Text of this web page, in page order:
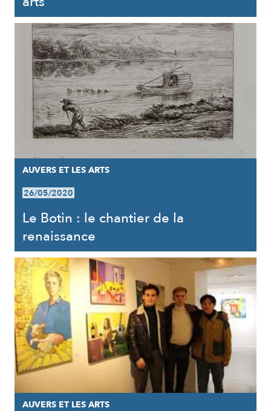
AUVERS ET LES ARTS
26/05/2020
Le Botin : le chantier de la
renaissance
AUVERS ET LES ARTS